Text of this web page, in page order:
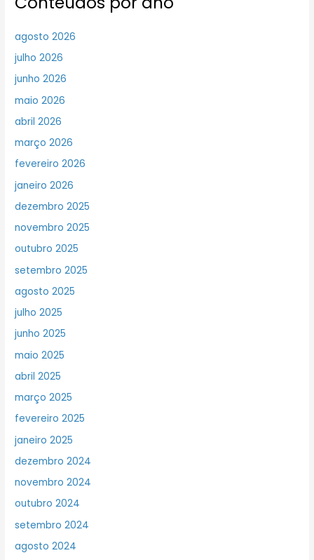
agosto 2026
julho 2026
junho 2026
maio 2026
abril 2026
março 2026
fevereiro 2026
janeiro 2026
dezembro 2025
novembro 2025
outubro 2025
setembro 2025
agosto 2025
julho 2025
junho 2025
maio 2025
abril 2025
março 2025
fevereiro 2025
janeiro 2025
dezembro 2024
novembro 2024
outubro 2024
setembro 2024
agosto 2024